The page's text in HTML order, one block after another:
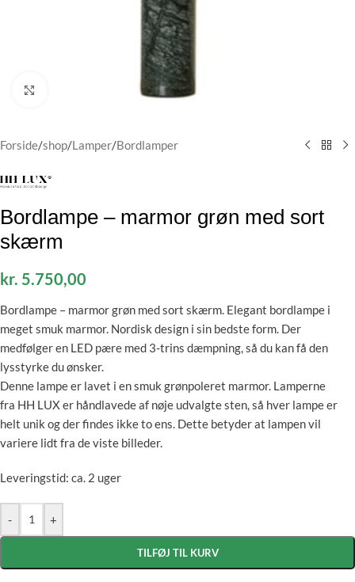
Klik for at forstørre
Forside/shop/Lamper/Bordlamper
Bordlampe – marmor grøn med sort
skærm
kr. 5.750,00
Bordlampe – marmor grøn med sort skærm. Elegant bordlampe i
meget smuk marmor. Nordisk design i sin bedste form. Der
medfølger en LED pære med 3-trins dæmpning, så du kan få den
lysstyrke du ønsker.
Denne lampe er lavet i en smuk grønpoleret marmor. Lamperne
fra HH LUX er håndlavede af nøje udvalgte sten, så hver lampe er
helt unik og der findes ikke to ens. Dette betyder at lampen vil
variere lidt fra de viste billeder.
Leveringstid: ca. 2 uger
- +
TILFØJ TIL KURV